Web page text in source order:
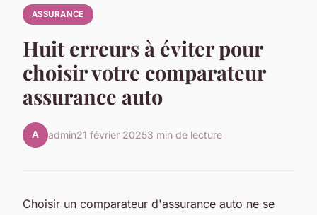
ASSURANCE
Huit erreurs à éviter pour
choisir votre comparateur
assurance auto
A admin21 février 20253 min de lecture
Choisir un comparateur d'assurance auto ne se